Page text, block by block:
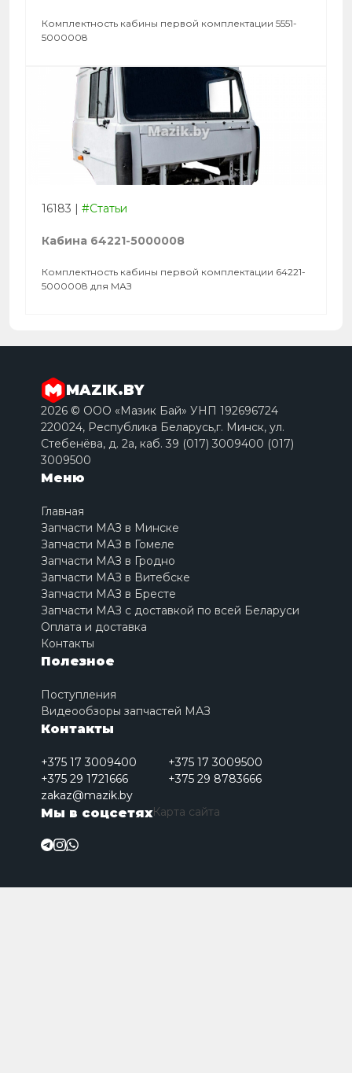
Комплектность кабины первой комплектации 5551-
5000008
16183 | #Статьи
Кабина 64221-5000008
Комплектность кабины первой комплектации 64221-
5000008 для МАЗ
MAZIK.BY
2026 © ООО «Мазик Бай» УНП 192696724
220024, Республика Беларусь,г. Минск, ул.
Стебенёва, д. 2a, каб. 39 (017) 3009400 (017)
3009500
Меню
Главная
Запчасти МАЗ в Минске
Запчасти МАЗ в Гомеле
Запчасти МАЗ в Гродно
Запчасти МАЗ в Витебске
Запчасти МАЗ в Бресте
Запчасти МАЗ с доставкой по всей Беларуси
Оплата и доставка
Контакты
Полезное
Поступления
Видеообзоры запчастей МАЗ
Контакты
+375 17 3009400
+375 17 3009500
+375 29 1721666
+375 29 8783666
zakaz@mazik.by
Мы в соцсетяхКарта сайта